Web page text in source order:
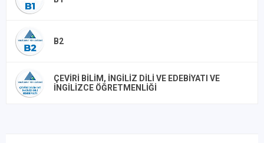
B2
ÇEVIRI BILIM, İNGILIZ DILI VE EDEBIYATI VE
İNGILIZCE ÖĞRETMENLIĞI